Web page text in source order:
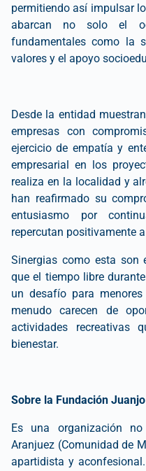
permitiendo así impulsar
abarcan no solo el
fundamentales como la
valores y el apoyo
Desde la entidad
empresas con
ejercicio de empatía y
empresarial en los
realiza en la localidad y
han reafirmado su
entusiasmo por
repercutan positivamente
Sinergias como esta son
que el tiempo libre
un desafío para
menudo carecen de
actividades recreativas
bienestar.
Sobre la Fundación
Es una organización
Aranjuez (Comunidad de
apartidista y